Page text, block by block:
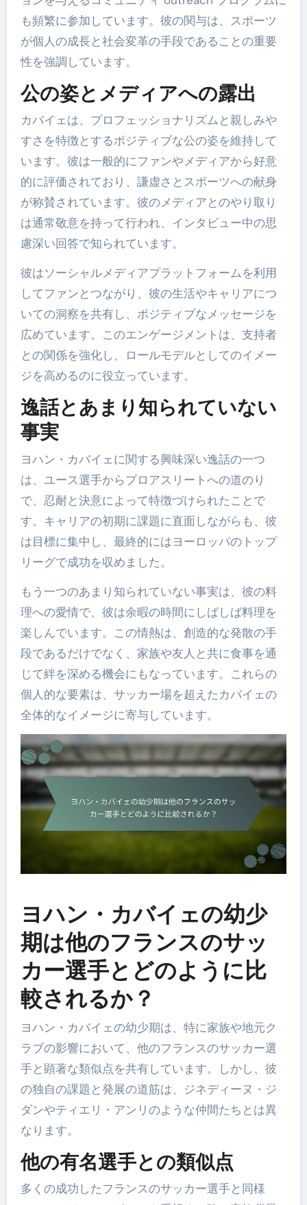
も頻繁に参加しています。彼の関与は、スポーツ
が個人の成長と社会変革の手段であることの重要
性を強調しています。
公の姿とメディアへの露出
カバイェは、プロフェッショナリズムと親しみや
すさを特徴とするポジティブな公の姿を維持して
います。彼は一般的にファンやメディアから好意
的に評価されており、謙虚さとスポーツへの献身
が称賛されています。彼のメディアとのやり取り
は通常敬意を持って行われ、インタビュー中の思
慮深い回答で知られています。
彼はソーシャルメディアプラットフォームを利用
してファンとつながり、彼の生活やキャリアにつ
いての洞察を共有し、ポジティブなメッセージを
広めています。このエンゲージメントは、支持者
との関係を強化し、ロールモデルとしてのイメー
ジを高めるのに役立っています。
逸話とあまり知られていない
事実
ヨハン・カバイェに関する興味深い逸話の一つ
は、ユース選手からプロアスリートへの道のり
で、忍耐と決意によって特徴づけられたことで
す。キャリアの初期に課題に直面しながらも、彼
は目標に集中し、最終的にはヨーロッパのトップ
リーグで成功を収めました。
もう一つのあまり知られていない事実は、彼の料
理への愛情で、彼は余暇の時間にしばしば料理を
楽しんでいます。この情熱は、創造的な発散の手
段であるだけでなく、家族や友人と共に食事を通
じて絆を深める機会にもなっています。これらの
個人的な要素は、サッカー場を超えたカバイェの
全体的なイメージに寄与しています。
ヨハン・カバイェの幼少
期は他のフランスのサッ
カー選手とどのように比
較されるか？
ヨハン・カバイェの幼少期は、特に家族や地元ク
ラブの影響において、他のフランスのサッカー選
手と顕著な類似点を共有しています。しかし、彼
の独自の課題と発展の道筋は、ジネディーヌ・ジ
ダンやティエリ・アンリのような仲間たちとは異
なります。
他の有名選手との類似点
多くの成功したフランスのサッカー選手と同様